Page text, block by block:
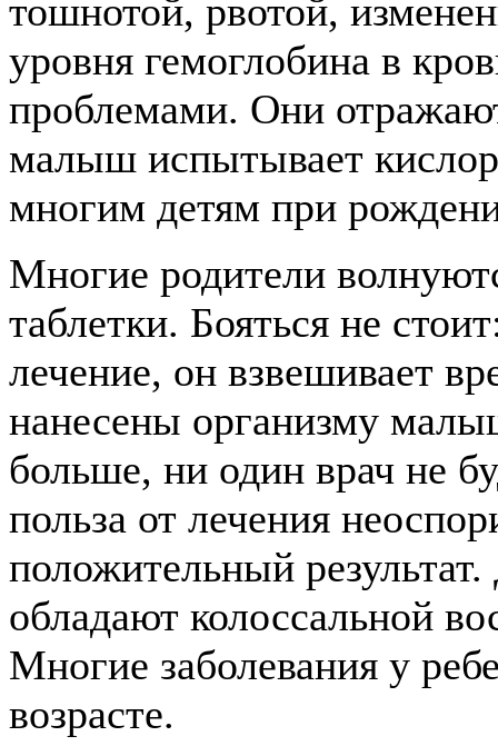
тошнотой, рвотой,
уровня гемоглобина в
проблемами. Они
малыш испытывает
многим детям при
Многие родители
таблетки. Бояться не
лечение, он взвешивает
нанесены организму
больше, ни один врач не
польза от лечения
положительный
обладают колоссальной
Многие заболевания у
возрасте.